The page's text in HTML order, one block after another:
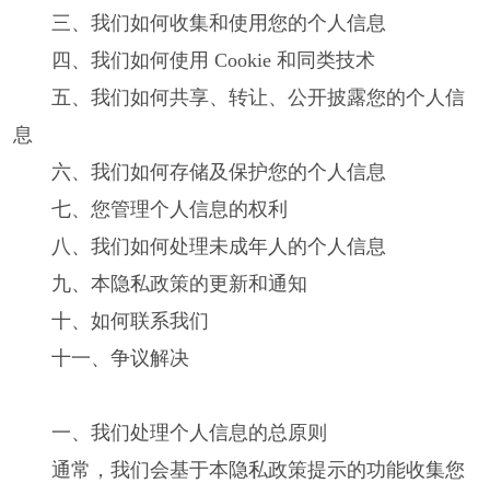
三、我们如何收集和使用您的个人信息
四、我们如何使用 Cookie 和同类技术
五、我们如何共享、转让、公开披露您的个人信
息
六、我们如何存储及保护您的个人信息
七、您管理个人信息的权利
八、我们如何处理未成年人的个人信息
九、本隐私政策的更新和通知
十、如何联系我们
十一、争议解决
一、我们处理个人信息的总原则
通常，我们会基于本隐私政策提示的功能收集您